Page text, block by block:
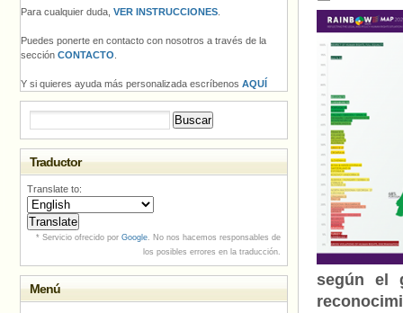
según el
Para cualquier duda, VER INSTRUCCIONES
Puedes ponerte en contacto con nosotros a través de la
sección CONTACTO
Y si quieres ayuda más personalizada escríbenos AQUÍ
Traductor
Translate to:
* Servicio ofrecido por Google. No nos hacemos responsables de
los posibles errores en la traducción.
Menú